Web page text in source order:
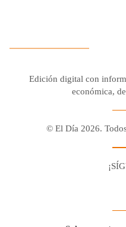
Edición digital con
económica,
© El Día 2026.